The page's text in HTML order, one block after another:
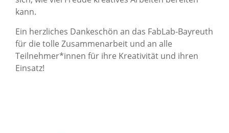
kann.
Ein herzliches Dankeschön an das FabLab-Bayreuth
für die tolle Zusammenarbeit und an alle
Teilnehmer*innen für ihre Kreativität und ihren
Einsatz!